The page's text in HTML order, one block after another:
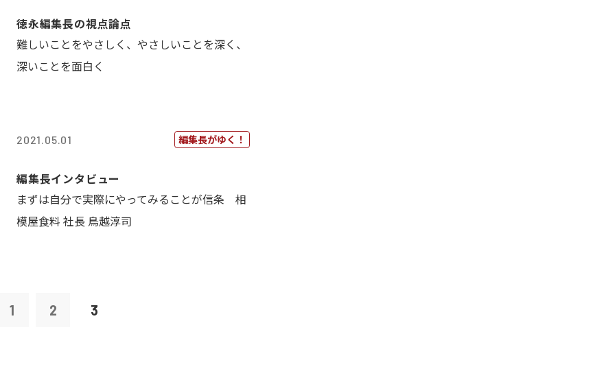
徳永編集長の視点論点
難しいことをやさしく、やさしいことを深く、
深いことを面白く
2021.05.01 編集長がゆく！
編集長インタビュー
まずは自分で実際にやってみることが信条 相
模屋食料 社長 鳥越淳司
1 2 3